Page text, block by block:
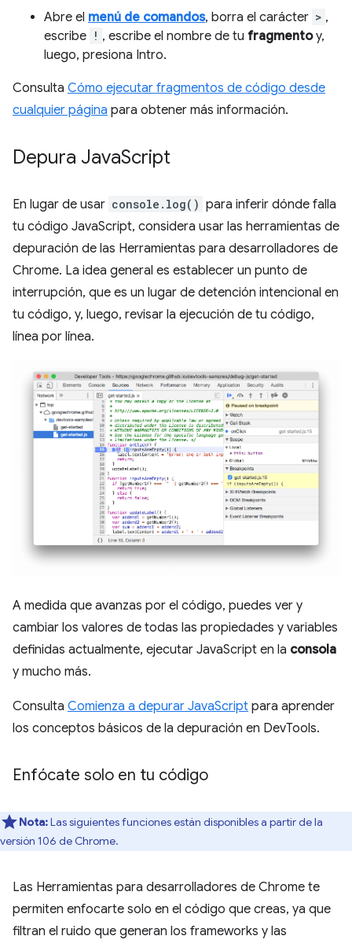
Abre el menú de comandos, borra el carácter > ,
escribe ! , escribe el nombre de tu fragmentoy,
luego, presiona Intro.
Consulta Cómo ejecutar fragmentos de código desde
cualquier página para obtener más información.
Depura JavaScript
En lugar de usar console.log() para inferir dónde falla
tu código JavaScript, considera usar las herramientas de
depuración de las Herramientas para desarrolladores de
Chrome. La idea general es establecer un punto de
interrupción, que es un lugar de detención intencional en
tu código, y, luego, revisar la ejecución de tu código,
línea por línea.
A medida que avanzas por el código, puedes ver y
cambiar los valores de todas las propiedades y variables
definidas actualmente, ejecutar JavaScript en la consola
y mucho más.
Consulta Comienza a depurar JavaScript para aprender
los conceptos básicos de la depuración en DevTools.
Enfócate solo en tu código
Nota:Las siguientes funciones están disponibles a partir de la
versión 106 de Chrome.
Las Herramientas para desarrolladores de Chrome te
permiten enfocarte solo en el código que creas, ya que
filtran el ruido que generan los frameworks y las